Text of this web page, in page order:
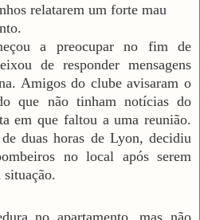
relatarem um forte mau
a preocupar no fim de
de responder mensagens
Amigos do clube avisaram o
que não tinham notícias do
em que faltou a uma reunião.
duas horas de Lyon, decidiu
no local após serem
no apartamento, mas não